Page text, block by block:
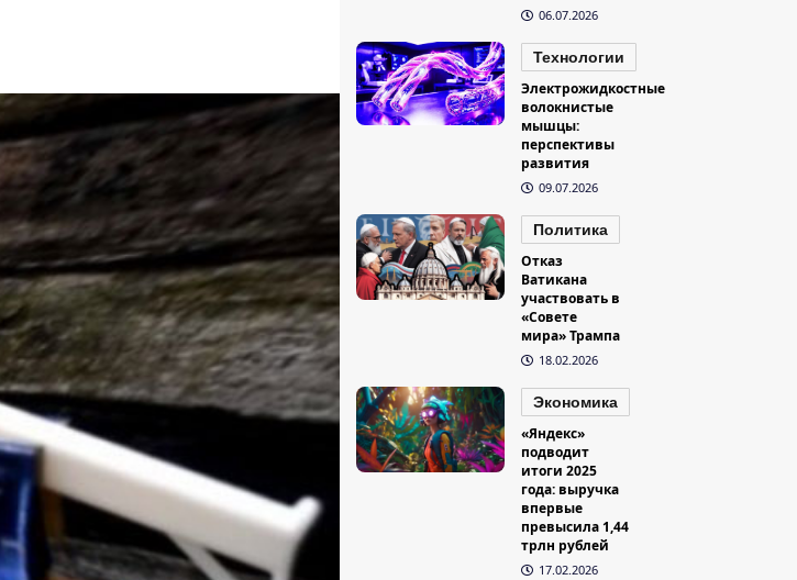
06.07.2026
Технологии
Электрожидкостные
волокнистые
мышцы:
перспективы
развития
09.07.2026
Политика
Отказ
Ватикана
участвовать в
«Совете
мира» Трампа
18.02.2026
Экономика
«Яндекс»
подводит
итоги 2025
года: выручка
впервые
превысила 1,44
трлн рублей
17.02.2026